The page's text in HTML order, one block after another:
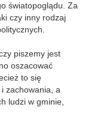
światopoglądu. Za
czy inny rodzaj
piszemy jest
oszacować
to się
zachowania, a
ludzi w gminie,